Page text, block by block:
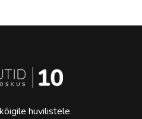
huvilistele